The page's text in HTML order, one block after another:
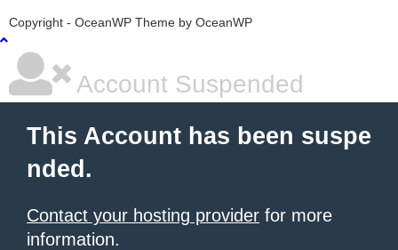
şans
casino
vidobet
|
vidobet
|
vidobet
güncel
giriş
vidobet
giriş
casinolevant
|
casinolevant
|
casinolevant
|
vidobet
giriş
şans
casino
casinolevant
giriş
casino
şans
şans
casino
giriş
casino
levant
casino
şans
casino
şans
boostaro
|
casinolevant
giriş
şans
casino
giriş
casinolevant
giriş
şanscasino
|
vidobet
|
vidobet
giriş
levant
casino
gorabet
|
galyabet
|
gorabet
|
gorabet
|
gorabet
|
vidobet
giriş
galyabet
|
gorabet
|
gorabet
|
nigeria
betting
sports
betting
Copyright - OceanWP Theme by OceanWP
Account Suspended
This Account has been suspe
nded.
Contact your hosting provider for more
information.